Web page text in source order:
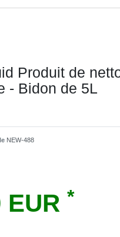
Produit de
- Bidon de 5L
NEW-488
EUR *